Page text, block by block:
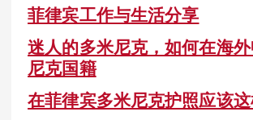
菲律宾工作与生活分享
迷人的多米尼克，如何在海
尼克国籍
在菲律宾多米尼克护照应该这